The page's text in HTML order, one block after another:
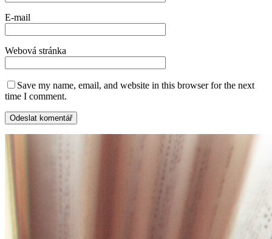
E-mail
Webová stránka
Save my name, email, and website in this browser for the next
time I comment.